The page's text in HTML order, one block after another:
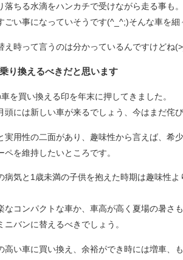
落ちる水滴をハンカチで受けながら走る事も
ごい事になっていそうです(^_^;)そんな車を
え時って言うのは分かっているんですけどね
り換えるべきだと思います
を買い換える印を年末に押してきました。
頭には新しい車が来るでしょう、今はまだ侘
実用性の二面があり、 趣味性から言えば、希
ペを維持したいところです。
病気と1歳未満の子供を抱えた時期は趣味性
なコンパクトな車か、車高が高く夏場の暑さ
ニバンに替えるべきでしょう。
高い車に買い換え、余裕ができ時には増車、